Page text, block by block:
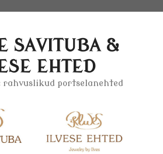
SAVITUBA &
EHTED
rahvuslikud portselanehted